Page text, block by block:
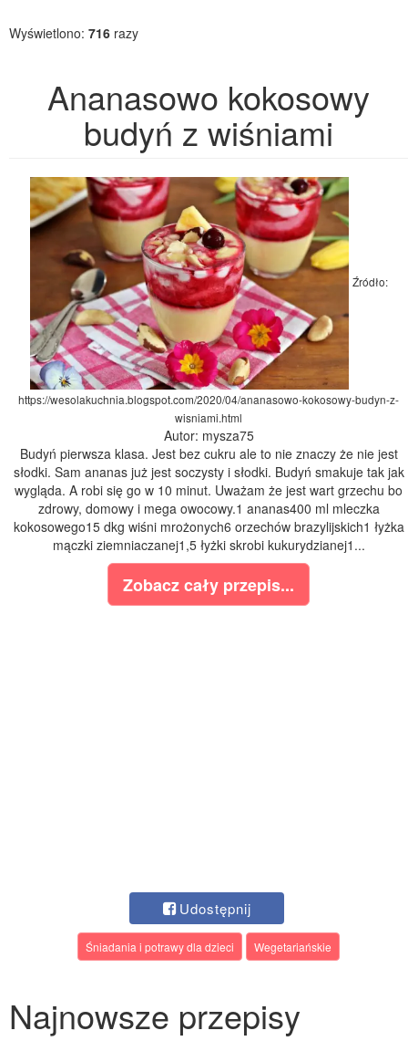
Wyświetlono: 716 razy
Ananasowo kokosowy
budyń z wiśniami
Źródło:
https://wesolakuchnia.blogspot.com/2020/04/ananasowo-kokosowy-budyn-z-
wisniami.html
Autor: mysza75
Budyń pierwsza klasa. Jest bez cukru ale to nie znaczy że nie jest
słodki. Sam ananas już jest soczysty i słodki. Budyń smakuje tak jak
wygląda. A robi się go w 10 minut. Uważam że jest wart grzechu bo
zdrowy, domowy i mega owocowy.1 ananas400 ml mleczka
kokosowego15 dkg wiśni mrożonych6 orzechów brazylijskich1 łyżka
mączki ziemniaczanej1,5 łyżki skrobi kukurydzianej1...
Zobacz cały przepis...
Udostępnij
Śniadania i potrawy dla dzieci Wegetariańskie
Najnowsze przepisy